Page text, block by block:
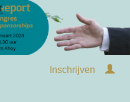
Inschrijven